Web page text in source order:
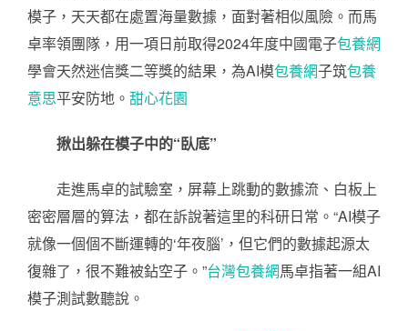
模子，天天都在處置海量數據，面對著相似風險。而馬
卓率領團隊，用一項日前取得2024年度中國電子包養網
學會天然迷信獎二等獎的結果，為AI模包養網子筑包養
意思平安防地。 甜心花園
揪出躲在模子中的“臥底”
走進馬卓的試驗室，屏幕上跳動的數據流、白板上
密密層層的算法，都在訴說著這里的科研日常。“AI模子
就像一個個不斷運轉的‘年夜腦’，但它們的數據起源太
復雜了，很不難被鉆空子。”台灣包養網馬卓指著一組AI
模子測試數聽說。